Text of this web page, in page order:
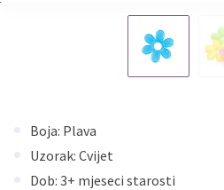
Boja: Plava
Uzorak: Cvijet
Dob: 3+ mjeseci starosti